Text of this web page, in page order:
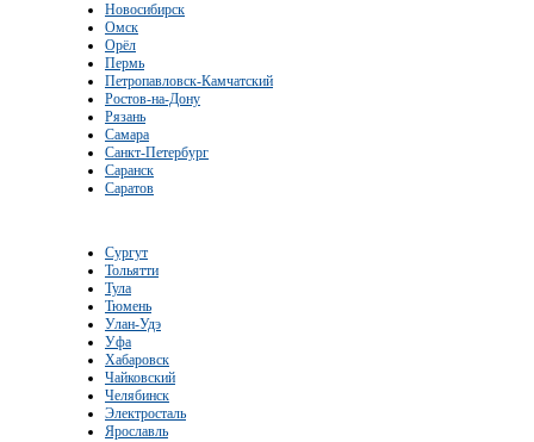
Новосибирск
Омск
Орёл
Пермь
Петропавловск-Камчатский
Ростов-на-Дону
Рязань
Самара
Санкт-Петербург
Саранск
Саратов
Сургут
Тольятти
Тула
Тюмень
Улан-Удэ
Уфа
Хабаровск
Чайковский
Челябинск
Электросталь
Ярославль